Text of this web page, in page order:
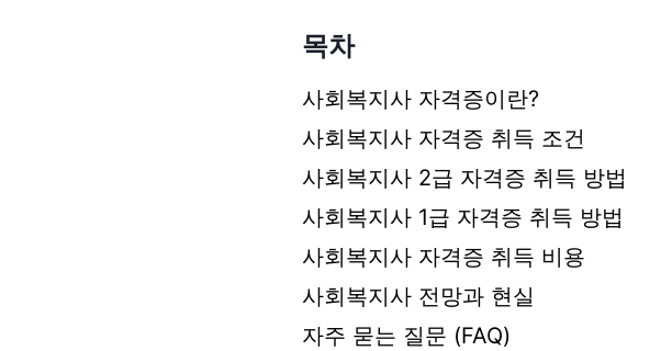
목차
사회복지사 자격증이란?
사회복지사 자격증 취득 조건
사회복지사 2급 자격증 취득 방법
사회복지사 1급 자격증 취득 방법
사회복지사 자격증 취득 비용
사회복지사 전망과 현실
자주 묻는 질문 (FAQ)